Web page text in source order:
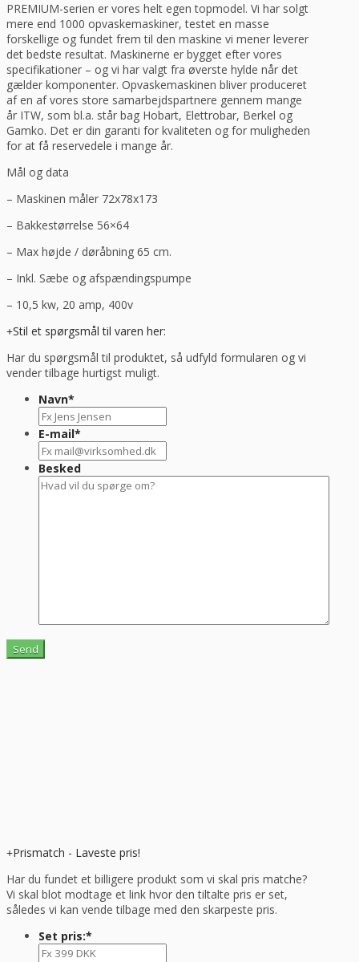
PREMIUM-serien er vores helt egen topmodel. Vi har solgt
mere end 1000 opvaskemaskiner, testet en masse
forskellige og fundet frem til den maskine vi mener leverer
det bedste resultat. Maskinerne er bygget efter vores
specifikationer – og vi har valgt fra øverste hylde når det
gælder komponenter. Opvaskemaskinen bliver produceret
af en af vores store samarbejdspartnere gennem mange
år ITW, som bl.a. står bag Hobart, Elettrobar, Berkel og
Gamko. Det er din garanti for kvaliteten og for muligheden
for at få reservedele i mange år.
Mål og data
– Maskinen måler 72x78x173
– Bakkestørrelse 56×64
– Max højde / døråbning 65 cm.
– Inkl. Sæbe og afspændingspumpe
– 10,5 kw, 20 amp, 400v
Stil et spørgsmål til varen her:
Har du spørgsmål til produktet, så udfyld formularen og vi
vender tilbage hurtigst muligt.
Navn*
E-mail*
Besked
Prismatch - Laveste pris!
Har du fundet et billigere produkt som vi skal pris matche?
Vi skal blot modtage et link hvor den tiltalte pris er set,
således vi kan vende tilbage med den skarpeste pris.
Set pris:*